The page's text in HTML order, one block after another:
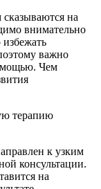
на
внимательно
важно
Чем
терапию
к узким
консультации.
на